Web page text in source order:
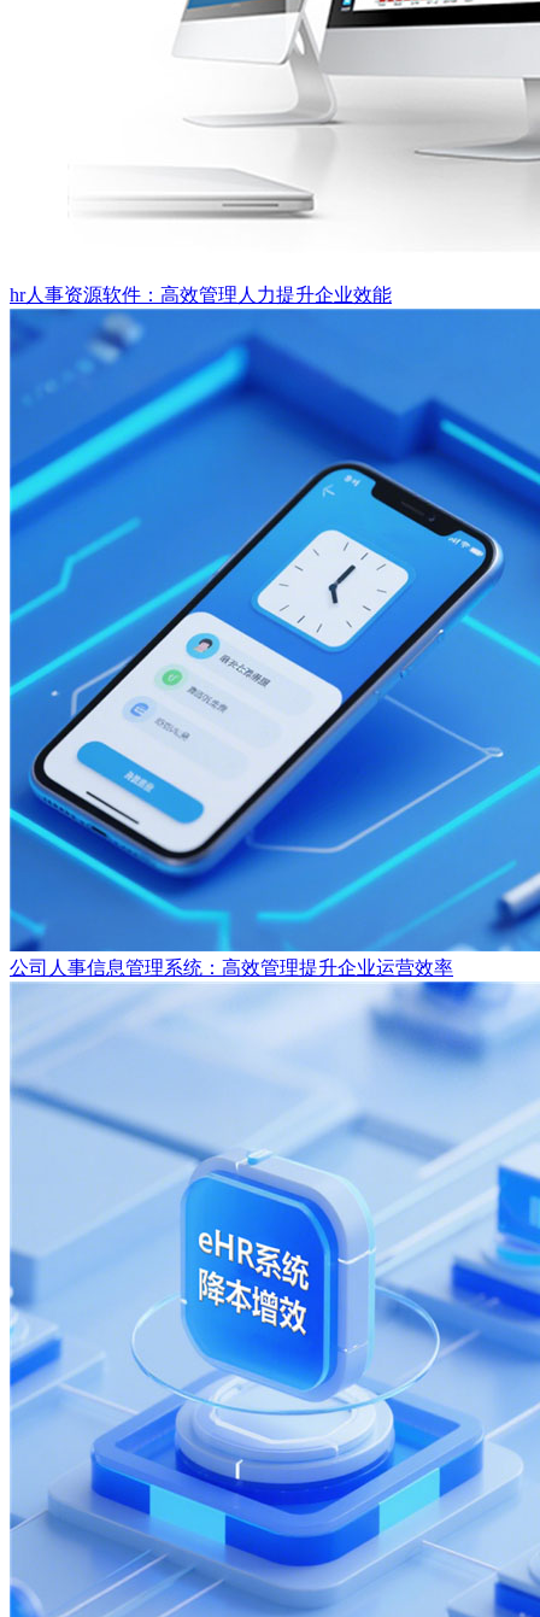
hr人事资源软件：高效管理人力提升企业效能
公司人事信息管理系统：高效管理提升企业运营效率